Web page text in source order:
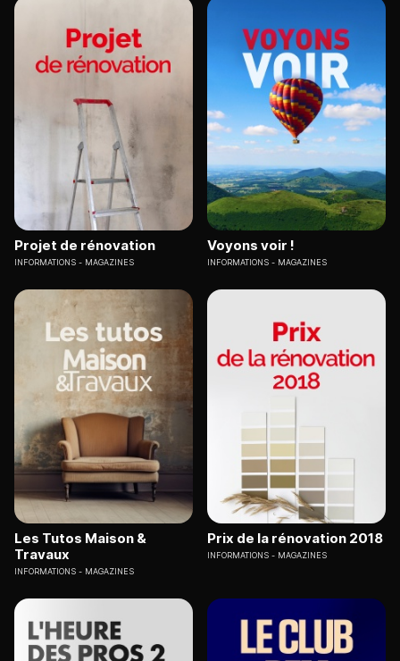
Projet de rénovation
INFORMATIONS MAGAZINES
Voyons voir !
INFORMATIONS MAGAZINES
Les Tutos Maison &
Travaux
INFORMATIONS MAGAZINES
Prix de la rénovation 2018
INFORMATIONS MAGAZINES